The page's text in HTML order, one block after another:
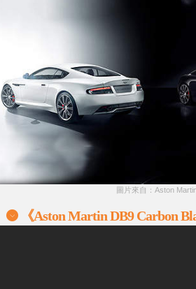
圖片來自：Aston
《Aston Martin DB9 Carbon